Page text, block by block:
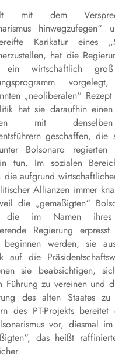
mit dem
Karikatur eines
hat die
ein wirtschaftlich
„neoliberalen“
hat sie daraufhin einen
mit
geschaffen,
Bolsonaro
tun. Im sozialen
die aufgrund
Allianzen immer
die „gemäßigten“
die im Namen ihres
Regierung
beginnen werden, sie
auf die
sie beabsichtigen,
Führung zu vereinen und
des alten Staates
des PT-Projekts bereitet
vor, diesmal
das heißt